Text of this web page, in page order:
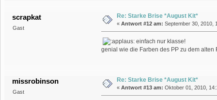
scrapkat
Gast
Re: Starke Brise *August Kit*
« Antwort #12 am: September 30, 2010,
einfach nur klasse!
genial wie die Farben des PP zu dem alten
missrobinson
Gast
Re: Starke Brise *August Kit*
« Antwort #13 am: Oktober 01, 2010,